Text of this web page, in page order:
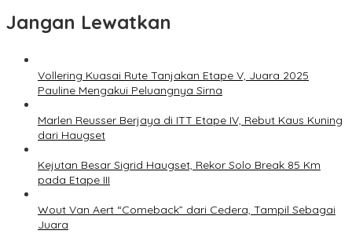
Jangan Lewatkan
Vollering Kuasai Rute Tanjakan Etape V, Juara 2025
Pauline Mengakui Peluangnya Sirna
Marlen Reusser Berjaya di ITT Etape IV, Rebut Kaus Kuning
dari Haugset
Kejutan Besar Sigrid Haugset, Rekor Solo Break 85 Km
pada Etape III
Wout Van Aert “Comeback” dari Cedera, Tampil Sebagai
Juara